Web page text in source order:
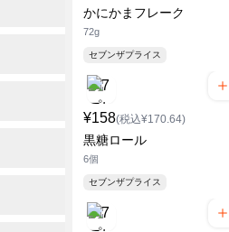
かにかまフレーク
72g
セブンザプライス
¥158(税込¥170.64)
黒糖ロール
6個
セブンザプライス